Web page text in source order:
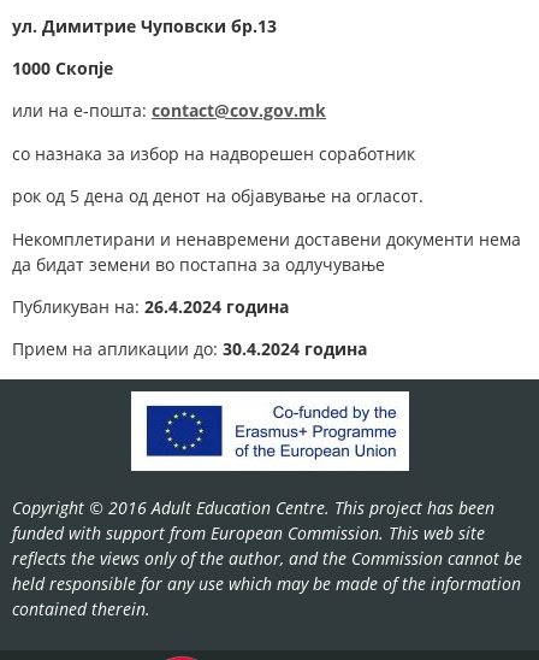
ул. Димитрие Чуповски бр.13
1000 Скопје
или на е-пошта: contact@cov.gov.mk
со назнака за избор на надворешен соработник
рок од 5 дена од денот на објавување на огласот.
Некомплетирани и ненавремени доставени документи нема
да бидат земени во постапна за одлучување
Публикуван на: 26.4.2024 година
Прием на апликации до: 30.4.2024 година
Copyright © 2016 Adult Education Centre. This project has been
funded with support from European Commission. This web site
reflects the views only of the author, and the Commission cannot be
held responsible for any use which may be made of the information
contained therein.